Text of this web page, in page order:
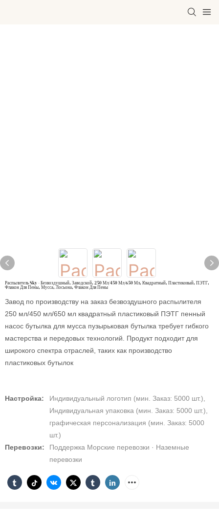
Распылитель Sky - Безвоздушный, Заводской, 250 Мл/450 Мл/650 Мл, Квадратный, Пластиковый, ПЭТГ,
Флакон Для Пены, Мусса, Лосьона, Флакон Для Пены
Завод по производству на заказ безвоздушного распылителя
250 мл/450 мл/650 мл квадратный пластиковый ПЭТГ пенный
насос бутылка для мусса пузырьковая бутылка требует гибкого
мастерства и передовых технологий. Продукт подходит для
широкого спектра отраслей, таких как производство
пластиковых бутылок
Настройка:
Индивидуальный логотип (мин. Заказ: 5000 шт.),
Индивидуальная упаковка (мин. Заказ: 5000 шт.),
графическая персонализация (мин. Заказ: 5000
шт.)
Перевозки:
Поддержка Морские перевозки · Наземные
перевозки